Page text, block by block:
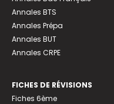
Annales BTS
Annales Prépa
Annales BUT
Annales CRPE
FICHES DE RÉVISIONS
Fiches 6ème